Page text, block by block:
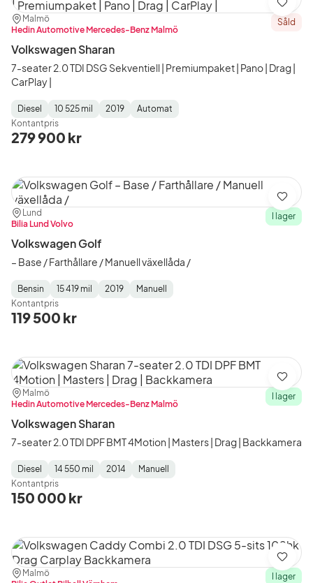
Plats:
Malmö
Återförsäljare:
Hedin Automotive Mercedes-Benz Malmö
Såld
Volkswagen Sharan
7-seater 2.0 TDI DSG Sekventiell | Premiumpaket | Pano | Drag |
CarPlay |
Fuel
Type:
Diesel
Mätarställning:
10 525 mil
Model
Year:
2019
Gearbox
Type:
Automat
Kontantpris
279 900 kr
Spara
Plats:
Lund
Återförsäljare:
Bilia Lund Volvo
I lager
Volkswagen Golf
– Base / Farthållare / Manuell växellåda /
Fuel
Type:
Bensin
Mätarställning:
15 419 mil
Model
Year:
2019
Gearbox
Type:
Manuell
Kontantpris
119 500 kr
Spara
Plats:
Malmö
Återförsäljare:
Hedin Automotive Mercedes-Benz Malmö
I lager
Volkswagen Sharan
7-seater 2.0 TDI DPF BMT 4Motion | Masters | Drag | Backkamera
Fuel
Type:
Diesel
Mätarställning:
14 550 mil
Model
Year:
2014
Gearbox
Type:
Manuell
Kontantpris
150 000 kr
Spara
Plats:
Malmö
Återförsäljare: I lager
Spara